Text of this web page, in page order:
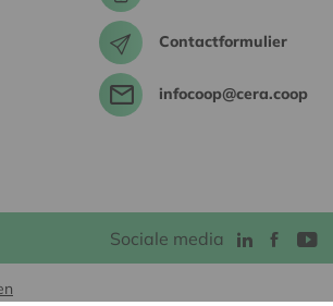
Contactformulier
infocoop@cera.coop
Sociale media